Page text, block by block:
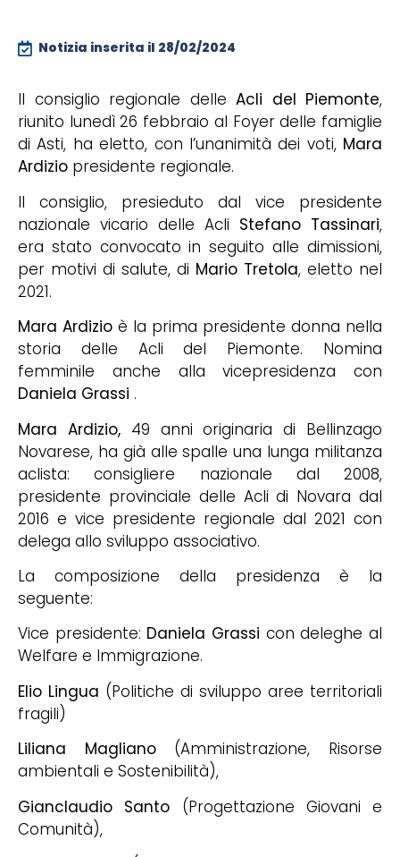
Notizia inserita il 28/02/2024
Il consiglio regionale delle Acli del Piemonte,
riunito lunedì 26 febbraio al Foyer delle famiglie
di Asti, ha eletto, con l’unanimità dei voti, Mara
Ardizio presidente regionale.
Il consiglio, presieduto dal vice presidente
nazionale vicario delle Acli Stefano Tassinari,
era stato convocato in seguito alle dimissioni,
per motivi di salute, di Mario Tretola, eletto nel
2021.
Mara Ardizio è la prima presidente donna nella
storia delle Acli del Piemonte. Nomina
femminile anche alla vicepresidenza con
Daniela Grassi .
Mara Ardizio, 49 anni originaria di Bellinzago
Novarese, ha già alle spalle una lunga militanza
aclista: consigliere nazionale dal 2008,
presidente provinciale delle Acli di Novara dal
2016 e vice presidente regionale dal 2021 con
delega allo sviluppo associativo.
La composizione della presidenza è la
seguente:
Vice presidente: Daniela Grassi con deleghe al
Welfare e Immigrazione.
Elio Lingua (Politiche di sviluppo aree territoriali
fragili)
Liliana Magliano(Amministrazione, Risorse
ambientali e Sostenibilità),
Gianclaudio Santo (Progettazione Giovani e
Comunità),